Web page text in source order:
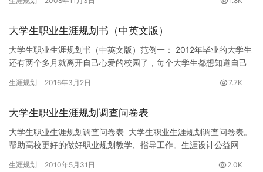
大学生职业生涯规划书（中英文版）
大学生职业生涯规划书（中英文版）范例一： 2012年毕业的大学生
还有两个多月就离开自己心爱的校园了，每个大学生都想知道自己
生涯规划 2016年3月2日 7.7K
大学生职业生涯规划调查问卷表
大学生职业生涯规划调查问卷表 大学生职业生涯规划调查问卷表。
帮助高校更好的做好职业规划教学、指导工作。生涯设计公益网
生涯规划 2010年5月31日 2.0K